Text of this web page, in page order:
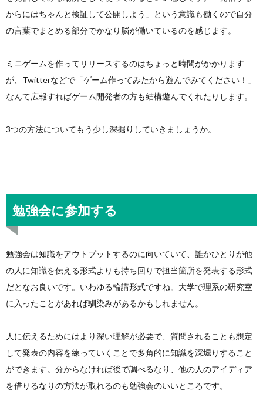
からにはちゃんと検証して公開しよう」という意識も働くので自分
の言葉でまとめる部分でかなり脳が働いているのを感じます。
ミニゲームを作ってリリースするのはちょっと時間がかかります
が、Twitterなどで「ゲーム作ってみたから遊んでみてください！」
なんて広報すればゲーム開発者の方も結構遊んでくれたりします。
3つの方法についてもう少し深掘りしていきましょうか。
勉強会に参加する
勉強会は知識をアウトプットするのに向いていて、誰かひとりが他
の人に知識を伝える形式よりも持ち回りで担当箇所を発表する形式
だとなお良いです。いわゆる輪講形式ですね。大学で理系の研究室
に入ったことがあれば馴染みがあるかもしれません。
人に伝えるためにはより深い理解が必要で、質問されることも想定
して発表の内容を練っていくことで多角的に知識を深堀りすること
ができます。分からなければ後で調べるなり、他の人のアイディア
を借りるなりの方法が取れるのも勉強会のいいところです。